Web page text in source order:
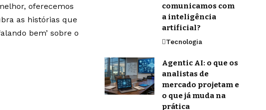
oferecemos
as histórias que
bem’ sobre o
comunicamos com
a inteligência
artificial?
Tecnologia
Agentic AI: o que os
analistas de
mercado projetam e
o que já muda na
prática